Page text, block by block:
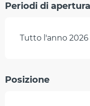
Periodi di apertura
Tutto l'anno
Posizione